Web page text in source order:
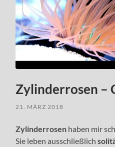
Zylinderrosen –
21. MÄRZ 2018
Zylinderrosen haben mir
Sie leben ausschließlich